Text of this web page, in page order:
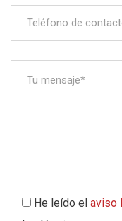
He leído el aviso